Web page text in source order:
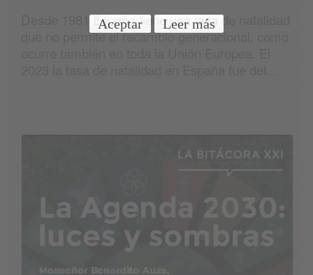
Desde 1981 España tiene una tasa de natalidad
que no permite el recambio generacional, como
Aceptar Leer más